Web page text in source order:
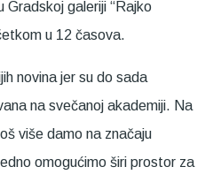
Gradskoj galeriji “Rajko
u 12 časova.
novina jer su do sada
na svečanoj akademiji. Na
više damo na značaju
omogućimo širi prostor za